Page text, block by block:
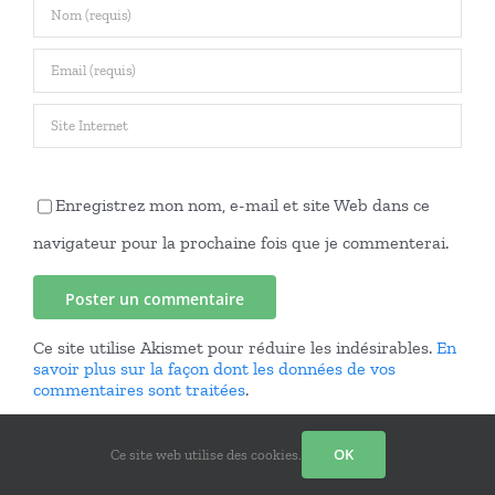
Enregistrez mon nom, e-mail et site Web dans ce
navigateur pour la prochaine fois que je commenterai.
Ce site utilise Akismet pour réduire les indésirables. En
savoir plus sur la façon dont les données de vos
commentaires sont traitées.
Ce site web utilise des cookies. OK